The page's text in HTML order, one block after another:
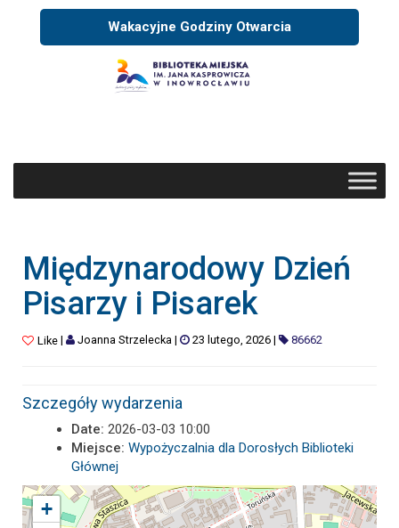
Wakacyjne Godziny Otwarcia
Międzynarodowy Dzień
Pisarzy i Pisarek
Like| Joanna Strzelecka | 23 lutego, 2026| 86662
Szczegóły wydarzenia
Date: 2026-03-03 10:00
Miejsce: Wypożyczalnia dla Dorosłych Biblioteki
Głównej
+